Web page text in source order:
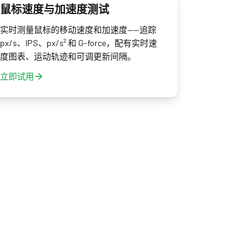
鼠标速度与加速度测试
实时测量鼠标的移动速度和加速度——追踪
px/s、IPS、px/s² 和 G-force，配有实时速
度图表、运动轨迹和可调更新间隔。
立即试用